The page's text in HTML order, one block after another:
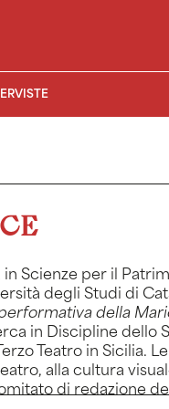
Scienze per il
degli Studi di
della
in Discipline
Teatro in Sicilia.
alla cultura
di redazione